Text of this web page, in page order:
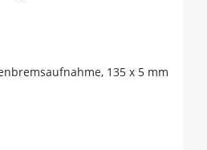
135 x 5 mm